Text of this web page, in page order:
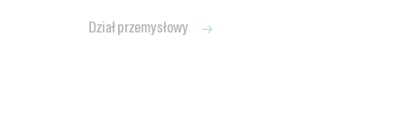
Dział przemysłowy